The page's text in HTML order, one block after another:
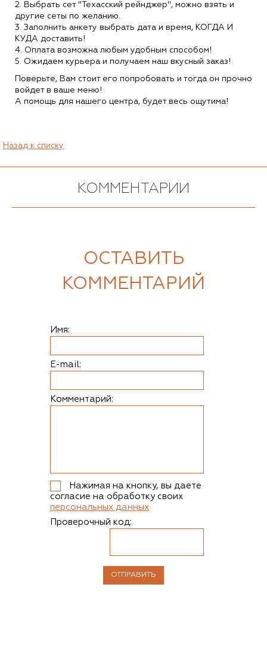
2. Выбрать сет "Техасский рейнджер", можно взять и
другие сеты по желанию.
3. Заполнить анкету выбрать дата и время, КОГДА И
КУДА доставить!
4. Оплата возможна любым удобным способом!
5. Ожидаем курьера и получаем наш вкусный заказ!
Поверьте, Вам стоит его попробовать и тогда он прочно
войдет в ваше меню!
А помощь для нашего центра, будет весь ощутима!
Назад к списку
КОММЕНТАРИИ
ОСТАВИТЬ
КОММЕНТАРИЙ
Имя:
E-mail:
Комментарий:
Нажимая на кнопку, вы даете
согласие на обработку своих
персональных данных
Проверочный код: